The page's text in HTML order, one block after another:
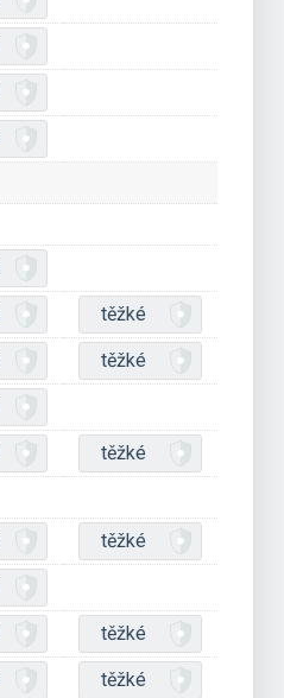
těžké
těžké
těžké
těžké
těžké
těžké